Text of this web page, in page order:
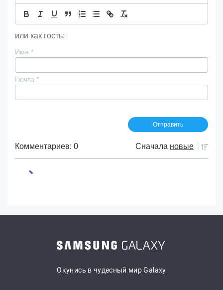
или как гость:
Имя *
Почта *
Комментариев: 0 Сначала новые
Окунись в чудесный мир Galaxy